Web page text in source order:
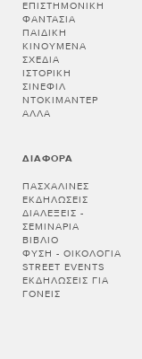
ΕΠΙΣΤΗΜΟΝΙΚΉ
ΦΑΝΤΑΣΊΑ
ΠΑΙΔΙΚΉ
ΚΙΝΟΎΜΕΝΑ
ΣΧΈΔΙΑ
ΙΣΤΟΡΙΚΉ
ΣΙΝΕΦΊΛ
ΝΤΟΚΙΜΑΝΤΈΡ
ΆΛΛΑ
ΔΙΆΦΟΡΑ
ΠΑΣΧΑΛΙΝΈΣ
ΕΚΔΗΛΏΣΕΙΣ
ΔΙΑΛΕΞΕΙΣ -
ΣΕΜΙΝΑΡΙΑ
ΒΙΒΛΊΟ
ΦΎΣΗ - ΟΙΚΟΛΟΓΊΑ
STREET EVENTS
ΕΚΔΗΛΏΣΕΙΣ ΓΙΑ
ΓΟΝΕΊΣ